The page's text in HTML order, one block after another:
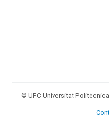
© UPC Universitat Politècnica